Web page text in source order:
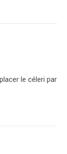
le céleri par